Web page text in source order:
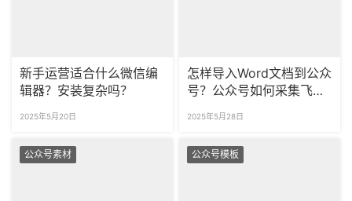
新手运营适合什么微信编
辑器？安装复杂吗？
2025年5月20日
怎样导入Word文档到公众
号？公众号如何采集飞书
2025年5月28日
公众号素材 公众号模板